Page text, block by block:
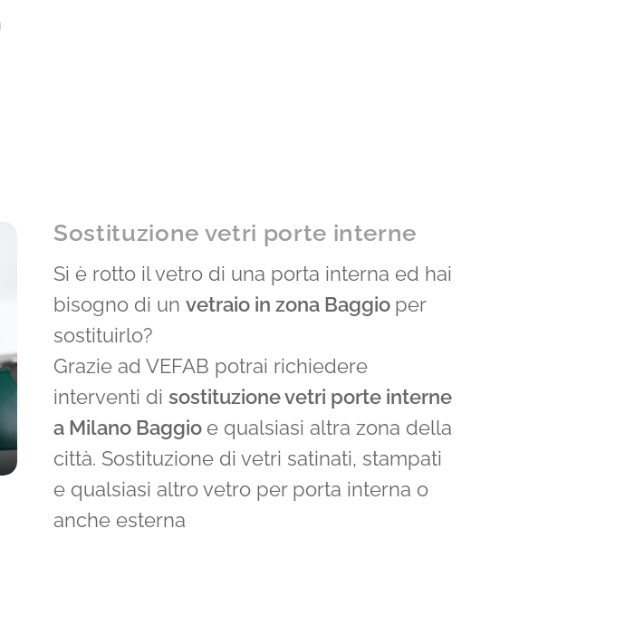
Sostituzione vetri porte interne
Si è rotto il vetro di una porta interna ed hai
bisogno di un vetraio in zona Baggio per
sostituirlo?
Grazie ad VEFAB potrai richiedere
interventi di sostituzione vetri porte interne
a Milano Baggio e qualsiasi altra zona della
città. Sostituzione di vetri satinati, stampati
e qualsiasi altro vetro per porta interna o
anche esterna